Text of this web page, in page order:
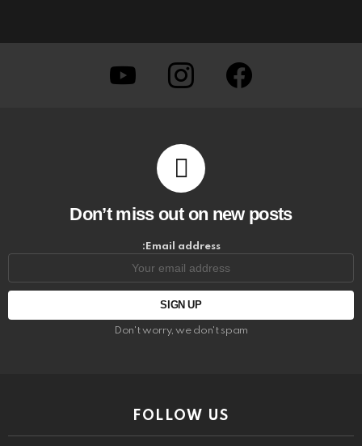
facebook
instagram
youtube
Don’t miss out on new posts
Email address:
Don't worry, we don't spam
FOLLOW US